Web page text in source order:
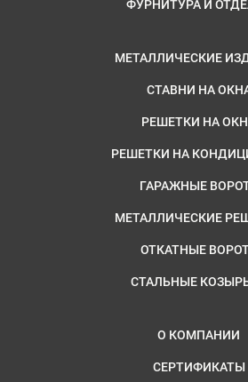
ФУРНИТУРА И
МЕТАЛЛИЧЕСКИЕ
СТАВНИ НА
РЕШЕТКИ НА
РЕШЕТКИ НА
ГАРАЖНЫЕ
МЕТАЛЛИЧЕСКИЕ
ОТКАТНЫЕ
СТАЛЬНЫЕ
О КОМПАНИИ
СЕРТИФИКАТЫ